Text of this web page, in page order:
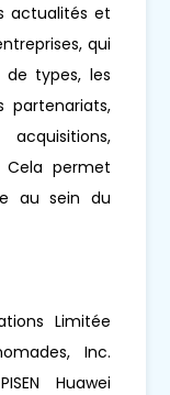
actualités et
qui
types, les
partenariats,
Cela permet
au sein du
Limitée
Inc.
Huawei